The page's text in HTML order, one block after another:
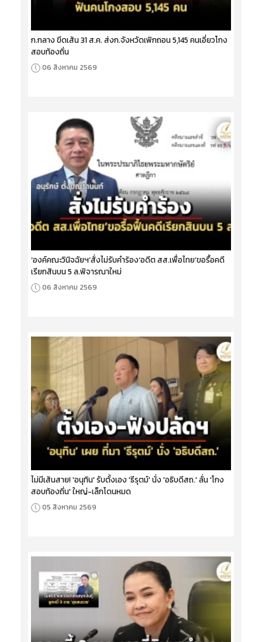
ก.กลาง ขีดเส้น 31 ส.ค. ส่งก.จังหวัดเพิกถอน 5,145 คนเอี่ยวโกง
สอบท้องถิ่น
06 สิงหาคม 2569
‘องค์คณะวินิจฉัยฯ’สั่งไม่รับคำร้อง‘อดีต สส.เพื่อไทย’ขอรื้อคดี
เรียกสินบน 5 ล.พิจารณาใหม่
06 สิงหาคม 2569
ไม่มีเส้นสาย! 'อนุทิน' รับตั้งเอง 'ธีรุตม์' นั่ง 'อธิบดีสถ.' ลั่น 'โกง
สอบท้องถิ่น' ใหญ่-เล็กโดนหมด
05 สิงหาคม 2569